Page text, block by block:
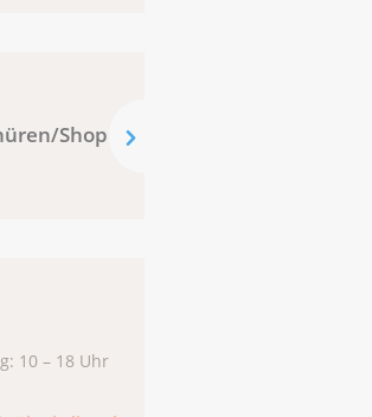
Shop
10 – 18 Uhr